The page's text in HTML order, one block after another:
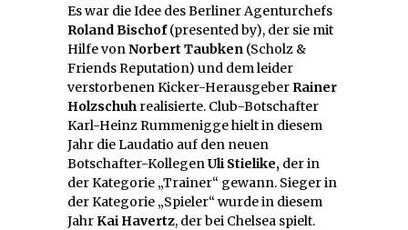
Es war die Idee des Berliner Agenturchefs
Roland Bischof(presented by), der sie mit
Hilfe von Norbert Taubken (Scholz &
Friends Reputation) und dem leider
verstorbenen Kicker-Herausgeber Rainer
Holzschuh realisierte. Club-Botschafter
Karl-Heinz Rummenigge hielt in diesem
Jahr die Laudatio auf den neuen
Botschafter-Kollegen Uli Stielike, der in
der Kategorie „Trainer“ gewann. Sieger in
der Kategorie „Spieler“ wurde in diesem
Jahr Kai Havertz, der bei Chelsea spielt.